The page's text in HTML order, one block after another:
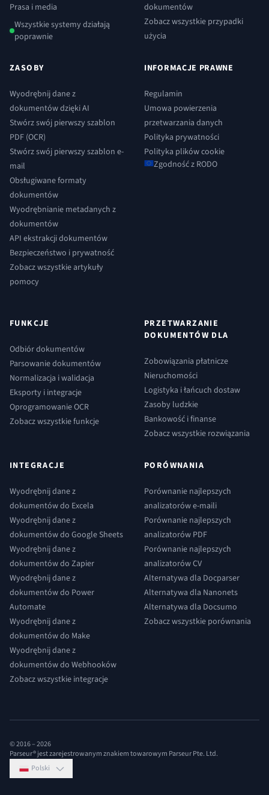
Prasa i media
Wszystkie systemy działają
poprawnie
dokumentów
Zobacz wszystkie przypadki
użycia
ZASOBY
Wyodrębnij dane z
dokumentów dzięki AI
Stwórz swój pierwszy szablon
PDF (OCR)
Stwórz swój pierwszy szablon e-
mail
Obsługiwane formaty
dokumentów
Wyodrębnianie metadanych z
dokumentów
API ekstrakcji dokumentów
Bezpieczeństwo i prywatność
Zobacz wszystkie artykuły
pomocy
INFORMACJE PRAWNE
Regulamin
Umowa powierzenia
przetwarzania danych
Polityka prywatności
Polityka plików cookie
Zgodność z RODO
FUNKCJE
Odbiór dokumentów
Parsowanie dokumentów
Normalizacja i walidacja
Eksporty i integracje
Oprogramowanie OCR
Zobacz wszystkie funkcje
PRZETWARZANIE
DOKUMENTÓW DLA
Zobowiązania płatnicze
Nieruchomości
Logistyka i łańcuch dostaw
Zasoby ludzkie
Bankowość i finanse
Zobacz wszystkie rozwiązania
INTEGRACJE
Wyodrębnij dane z
dokumentów do Excela
Wyodrębnij dane z
dokumentów do Google Sheets
Wyodrębnij dane z
dokumentów do Zapier
Wyodrębnij dane z
dokumentów do Power
Automate
Wyodrębnij dane z
dokumentów do Make
Wyodrębnij dane z
dokumentów do Webhooków
Zobacz wszystkie integracje
PORÓWNANIA
Porównanie najlepszych
analizatorów e-maili
Porównanie najlepszych
analizatorów PDF
Porównanie najlepszych
analizatorów CV
Alternatywa dla Docparser
Alternatywa dla Nanonets
Alternatywa dla Docsumo
Zobacz wszystkie porównania
© 2016 –2026
Parseur® jest zarejestrowanym znakiem towarowym Parseur Pte. Ltd.
Polski